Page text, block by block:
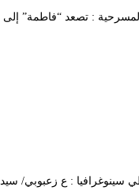
ملخص المسرحية : تصعد
سينوغرافيا : ع زعبوبي/